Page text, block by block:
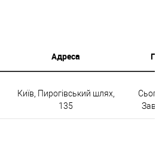
Адреса
Київ, Пирогівський шлях,
135